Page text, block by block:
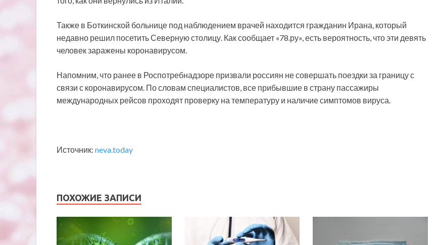
Также в Боткинской больнице под наблюдением врачей находится гражданин Ирана, который
недавно решил посетить Северную столицу. Как сообщает «78.ру», есть вероятность, что эти девять
человек заражены коронавирусом.
Напомним, что ранее в Роспотребнадзоре призвали россиян не совершать поездки за границу с
связи с коронавирусом. По словам специалистов, все прибывшие в страну пассажиры
международных рейсов проходят проверку на температуру и наличие симптомов вируса.
Источник: neva.today
ПОХОЖИЕ ЗАПИСИ